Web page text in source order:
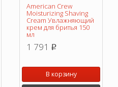
American Crew
Moisturizing Shaving
Cream Увлажняющий
крем для бритья 150
мл
1 791 p
В корзину